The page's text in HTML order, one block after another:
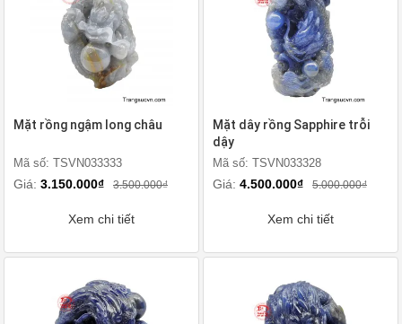
Mặt rồng ngậm long châu
Mã số: TSVN033333
Giá: 3.150.000₫ 3.500.000₫
Xem chi tiết
Mặt dây rồng Sapphire trỗi
dậy
Mã số: TSVN033328
Giá: 4.500.000₫ 5.000.000₫
Xem chi tiết